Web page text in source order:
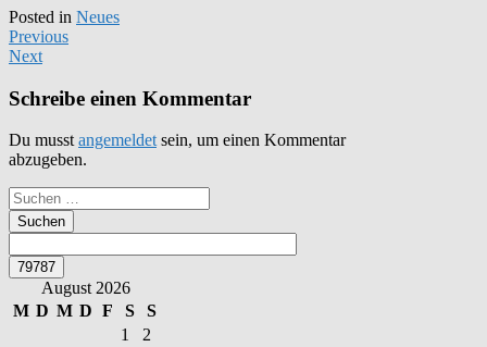
Posted in Neues
Previous
Next
Schreibe einen Kommentar
Du musst angemeldet sein, um einen Kommentar
abzugeben.
Suchen
nach:
August 2026
M D M D F S
S
1
2